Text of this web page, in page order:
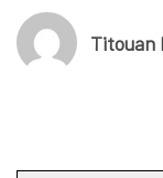
Titouan